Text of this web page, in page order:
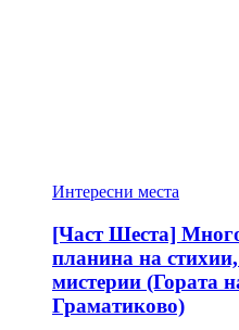
Интересни места
[Част Шеста]
планина на
мистерии (Гората
Граматиково)